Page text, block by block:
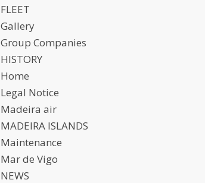
FLEET
Gallery
Group Companies
HISTORY
Home
Legal Notice
Madeira air
MADEIRA ISLANDS
Maintenance
Mar de Vigo
NEWS